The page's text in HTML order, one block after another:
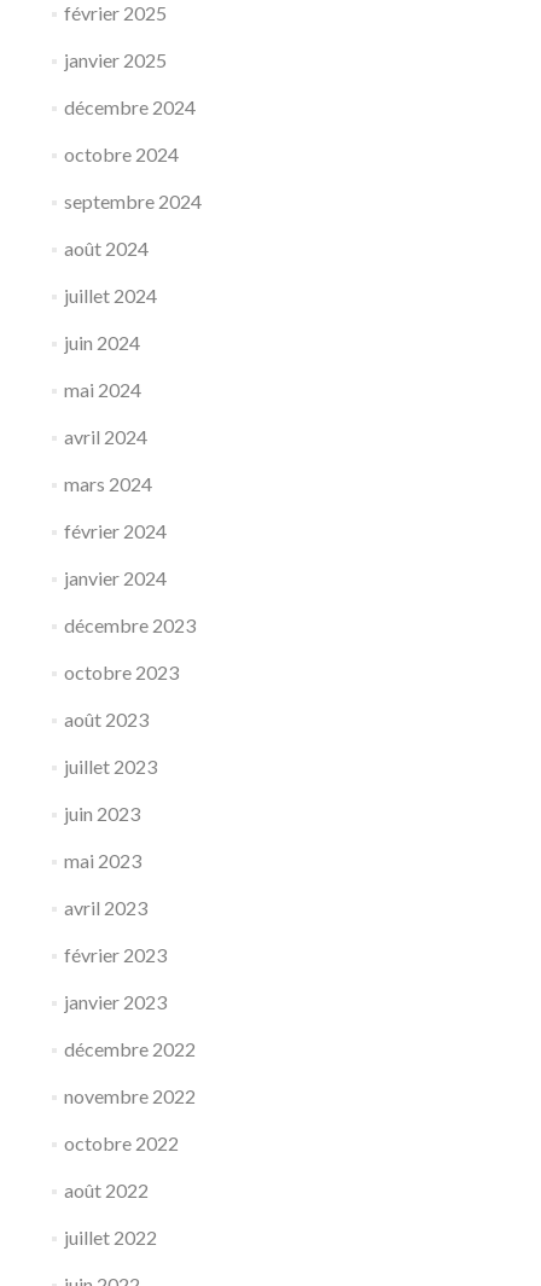
février 2025
janvier 2025
décembre 2024
octobre 2024
septembre 2024
août 2024
juillet 2024
juin 2024
mai 2024
avril 2024
mars 2024
février 2024
janvier 2024
décembre 2023
octobre 2023
août 2023
juillet 2023
juin 2023
mai 2023
avril 2023
février 2023
janvier 2023
décembre 2022
novembre 2022
octobre 2022
août 2022
juillet 2022